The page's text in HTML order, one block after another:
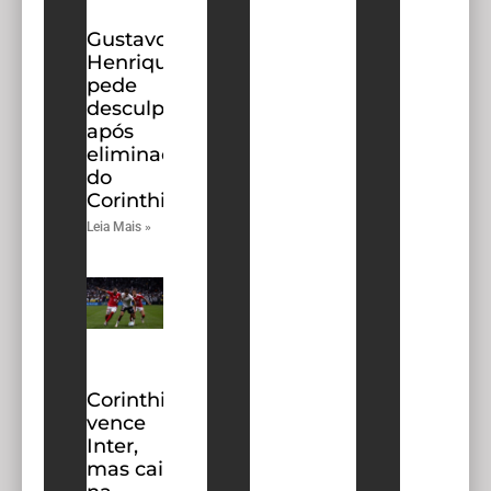
Gustavo
Henrique
pede
desculpas
após
eliminação
do
Corinthians
Leia Mais »
Corinthians
vence
Inter,
mas cai